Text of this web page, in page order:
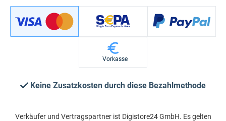
Vorkasse
Keine Zusatzkosten durch diese Bezahlmethode
Verkäufer und Vertragspartner ist Digistore24 GmbH. Es gelten